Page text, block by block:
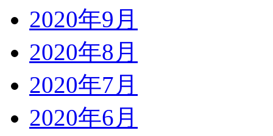
2020年9月
2020年8月
2020年7月
2020年6月